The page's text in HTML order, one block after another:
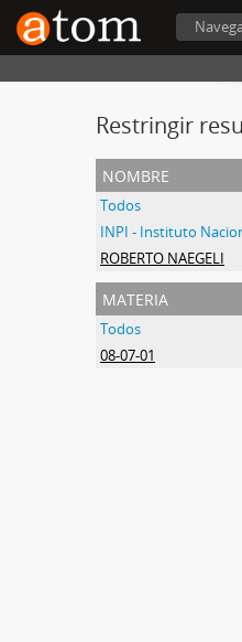
Restringir
nombre
Todos
ROBERTO NAEGELI
materia
Todos
08-07-01